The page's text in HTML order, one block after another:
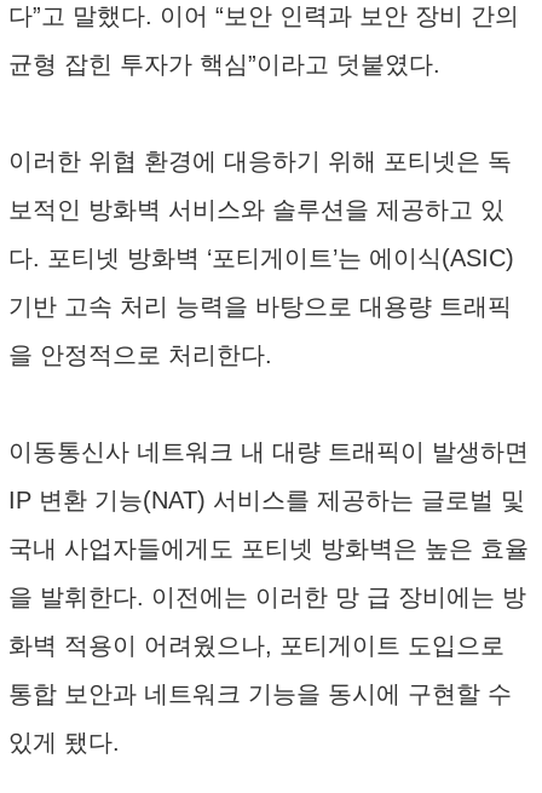
다”고 말했다. 이어 “보안 인력과 보안 장비 간의
균형 잡힌 투자가 핵심”이라고 덧붙였다.
이러한 위협 환경에 대응하기 위해 포티넷은 독
보적인 방화벽 서비스와 솔루션을 제공하고 있
다. 포티넷 방화벽 ‘포티게이트’는 에이식(ASIC)
기반 고속 처리 능력을 바탕으로 대용량 트래픽
을 안정적으로 처리한다.
이동통신사 네트워크 내 대량 트래픽이 발생하면
IP 변환 기능(NAT) 서비스를 제공하는 글로벌 및
국내 사업자들에게도 포티넷 방화벽은 높은 효율
을 발휘한다. 이전에는 이러한 망 급 장비에는 방
화벽 적용이 어려웠으나, 포티게이트 도입으로
통합 보안과 네트워크 기능을 동시에 구현할 수
있게 됐다.